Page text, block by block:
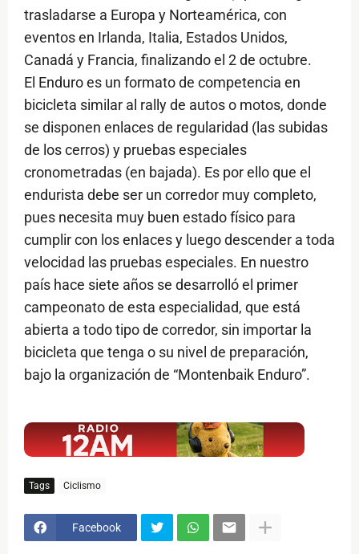
trasladarse a Europa y Norteamérica, con
eventos en Irlanda, Italia, Estados Unidos,
Canadá y Francia, finalizando el 2 de octubre.
El Enduro es un formato de competencia en
bicicleta similar al rally de autos o motos, donde
se disponen enlaces de regularidad (las subidas
de los cerros) y pruebas especiales
cronometradas (en bajada). Es por ello que el
endurista debe ser un corredor muy completo,
pues necesita muy buen estado físico para
cumplir con los enlaces y luego descender a toda
velocidad las pruebas especiales. En nuestro
país hace siete años se desarrolló el primer
campeonato de esta especialidad, que está
abierta a todo tipo de corredor, sin importar la
bicicleta que tenga o su nivel de preparación,
bajo la organización de “Montenbaik Enduro”.
Tags Ciclismo
Facebook